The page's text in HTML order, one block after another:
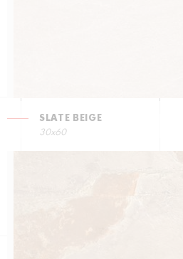
SLATE BEIGE
30x60